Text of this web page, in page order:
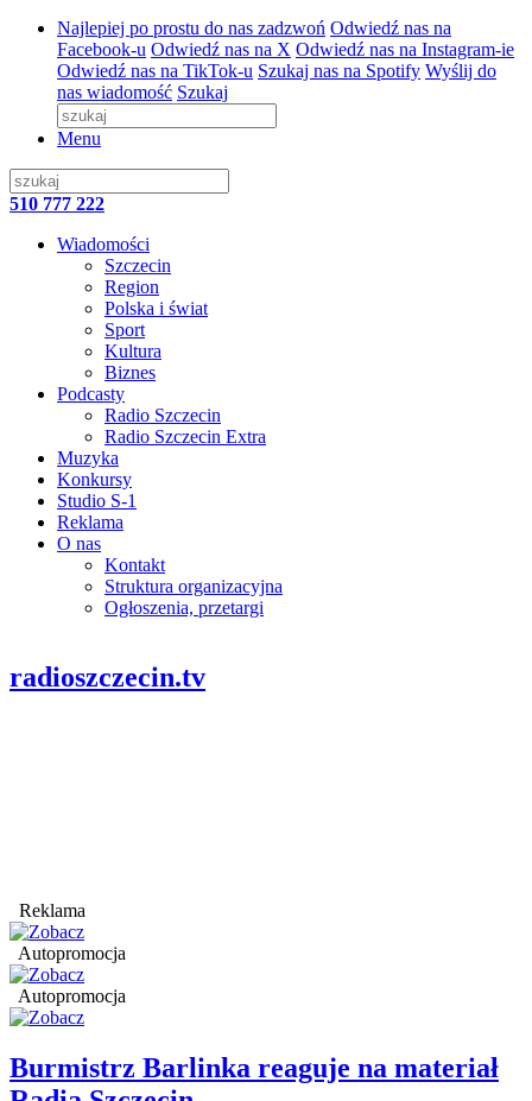
Najlepiej po prostu do nas zadzwoń Odwiedź nas na
Facebook-u Odwiedź nas na X Odwiedź nas na Instagram-ie
Odwiedź nas na TikTok-u Szukaj nas na Spotify Wyślij do
nas wiadomość Szukaj
Menu
510 777 222
Wiadomości
Szczecin
Region
Polska i świat
Sport
Kultura
Biznes
Podcasty
Radio Szczecin
Radio Szczecin Extra
Muzyka
Konkursy
Studio S-1
Reklama
O nas
Kontakt
Struktura organizacyjna
Ogłoszenia, przetargi
radioszczecin.tv
Reklama
Autopromocja
Autopromocja
Burmistrz Barlinka reaguje na materiał